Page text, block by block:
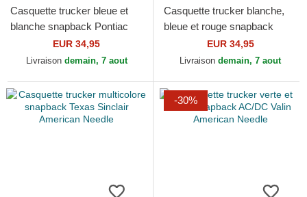
Casquette trucker bleue et
blanche snapback Pontiac
Authorized Service Valin
American Needle
EUR 34,95
Livraison demain, 7 aout
Casquette trucker blanche,
bleue et rouge snapback
Mack Trucks Twill Valin
Patch American Needle
EUR 34,95
Livraison demain, 7 aout
-30%